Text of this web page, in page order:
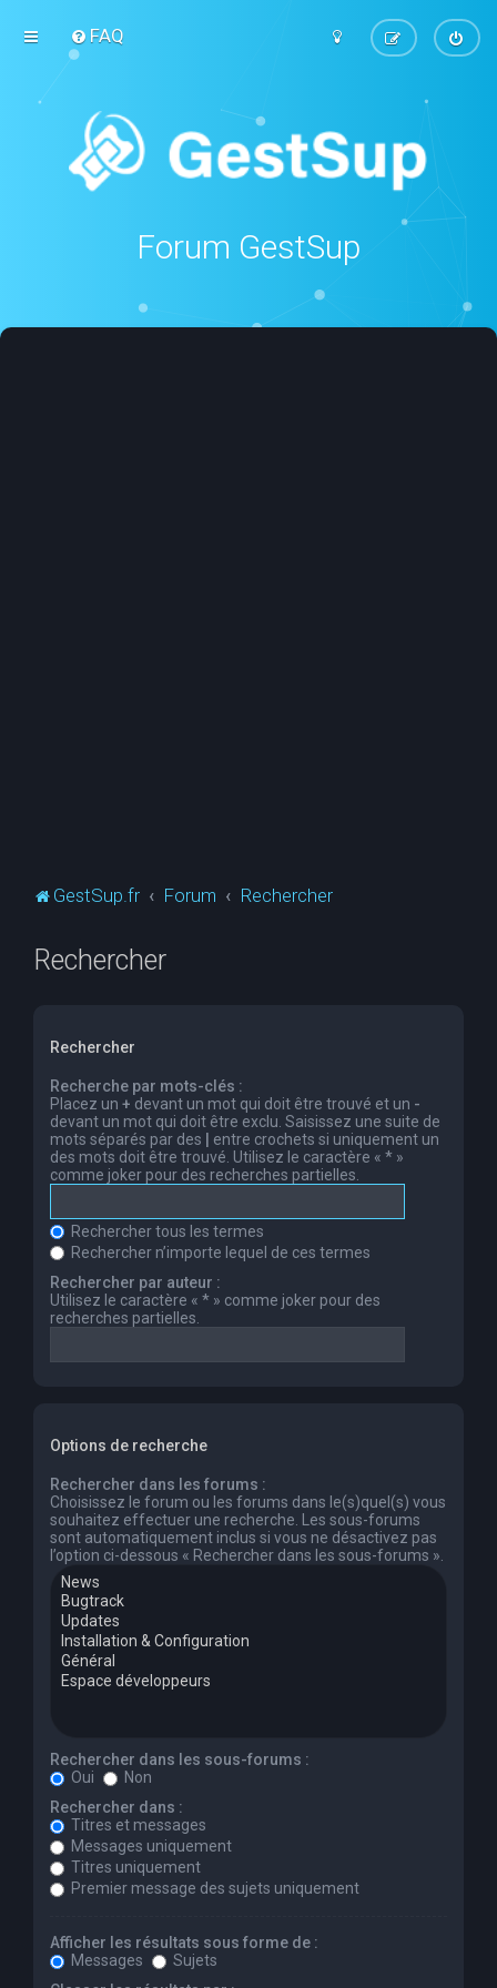
FAQ
Forum GestSup
GestSup.fr Forum Rechercher
Rechercher
Rechercher
Recherche par mots-clés :
Placez un + devant un mot qui doit être trouvé et un -
devant un mot qui doit être exclu. Saisissez une suite de
mots séparés par des
entre crochets si uniquement un
des mots doit être trouvé. Utilisez le caractère « * »
comme joker pour des recherches partielles.
Rechercher tous les termes
Rechercher n’importe lequel de ces termes
Rechercher par auteur :
Utilisez le caractère « * » comme joker pour des
recherches partielles.
Options de recherche
Rechercher dans les forums :
Choisissez le forum ou les forums dans le(s)quel(s) vous
souhaitez effectuer une recherche. Les sous-forums
sont automatiquement inclus si vous ne désactivez pas
l’option ci-dessous « Rechercher dans les sous-forums ».
Rechercher dans les sous-forums :
Oui
Non
Rechercher dans :
Titres et messages
Messages uniquement
Titres uniquement
Premier message des sujets uniquement
Afficher les résultats sous forme de :
Messages
Sujets